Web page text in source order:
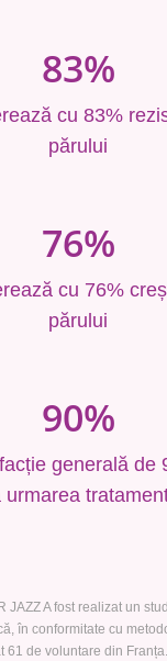
83%
cu 83%
părului
76%
cu 76%
părului
90%
generală de
urmarea
JAZZ A fost realizat un
în conformitate cu
61 de voluntare din